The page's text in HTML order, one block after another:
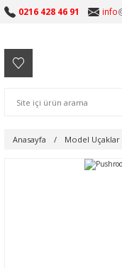
0216 428 46 91 info
Anasayfa Model Uçaklar